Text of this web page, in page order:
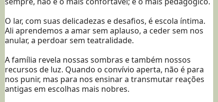
O lar, com suas delicadezas e desafios, é escola íntima.
Ali aprendemos a amar sem aplauso, a ceder sem nos
anular, a perdoar sem teatralidade.
A família revela nossas sombras e também nossos
recursos de luz. Quando o convívio aperta, não é para
nos punir, mas para nos ensinar a transmutar reações
antigas em escolhas mais nobres.